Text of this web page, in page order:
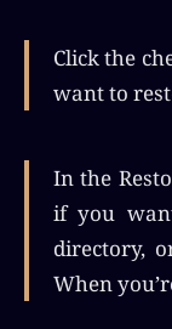
Click the
want to
In the
if you
directory,
When